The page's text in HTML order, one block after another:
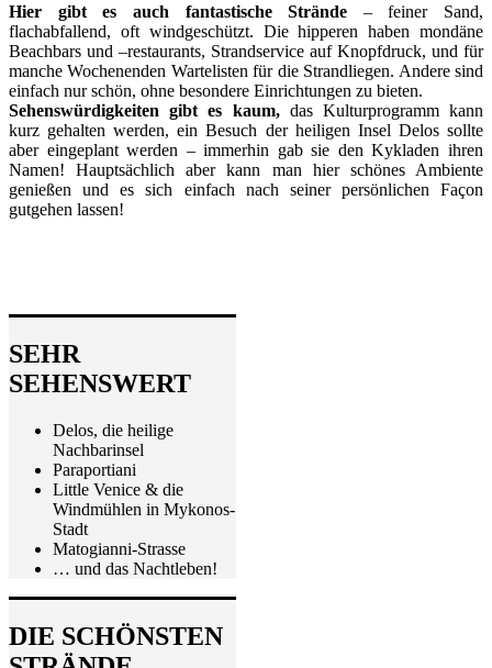
Hier gibt es auch fantastische Strände – feiner Sand,
flachabfallend, oft windgeschützt. Die hipperen haben mondäne
Beachbars und –restaurants, Strandservice auf Knopfdruck, und für
manche Wochenenden Wartelisten für die Strandliegen. Andere sind
einfach nur schön, ohne besondere Einrichtungen zu bieten.
Sehenswürdigkeiten gibt es kaum,das Kulturprogramm kann
kurz gehalten werden, ein Besuch der heiligen Insel Delos sollte
aber eingeplant werden – immerhin gab sie den Kykladen ihren
Namen! Hauptsächlich aber kann man hier schönes Ambiente
genießen und es sich einfach nach seiner persönlichen Façon
gutgehen lassen!
SEHR
SEHENSWERT
Delos, die heilige
Nachbarinsel
Paraportiani
Little Venice & die
Windmühlen in Mykonos-
Stadt
Matogianni-Strasse
… und das Nachtleben!
DIE SCHÖNSTEN